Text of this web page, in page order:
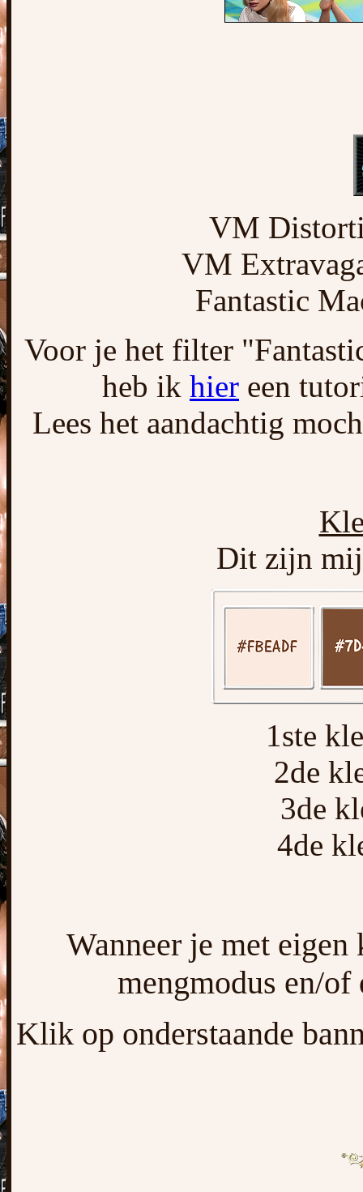
VM
VM
Fantastic
Voor je het filter
heb ik hier een
Lees het aandachtig
Dit zijn
1ste
2de
3de
4de
Wanneer je met
mengmodus en/
Klik op onderstaande